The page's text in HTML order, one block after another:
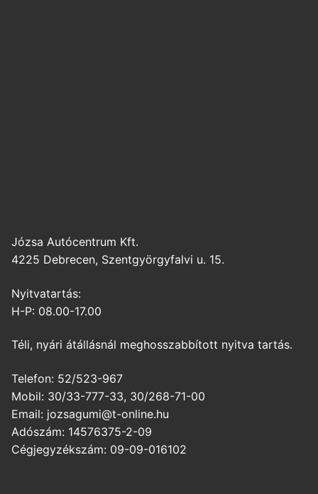
Józsa Autócentrum Kft.
4225 Debrecen, Szentgyörgyfalvi u. 15.
Nyitvatartás:
H-P: 08.00-17.00
Téli, nyári átállásnál meghosszabbított nyitva tartás.
Telefon: 52/523-967
Mobil: 30/33-777-33, 30/268-71-00
Email: jozsagumi@t-online.hu
Adószám: 14576375-2-09
Cégjegyzékszám: 09-09-016102